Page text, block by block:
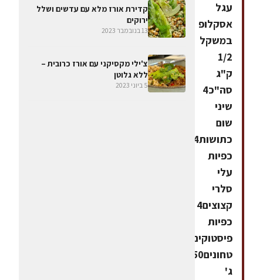
עגל
אסקלופ
במשקל
1/2
ק"ג
סה"כ4
שיני
שום
כתושות4
כפיות
עלי
סלרי
קצוצים4
כפיות
פיסטוקים
טחונים150
ג'
קדירת אורז מלא עם עדשים ושלל
ירוקים
13 בנובמבר 2023
צ'ילי מקסיקני עם אורז כרובית –
ללא גלוטן
5 ביוני 2023